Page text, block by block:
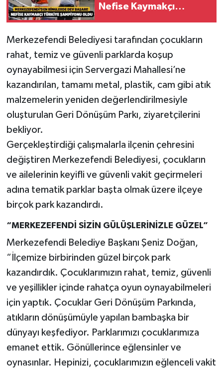
Nefise Kaymakçı
Merkezefendi Belediyesi tarafından çocukların
rahat, temiz ve güvenli parklarda koşup
oynayabilmesi için Servergazi Mahallesi’ne
kazandırılan, tamamı metal, plastik, cam gibi atık
malzemelerin yeniden değerlendirilmesiyle
oluşturulan Geri Dönüşüm Parkı, ziyaretçilerini
bekliyor.
Gerçekleştirdiği çalışmalarla ilçenin çehresini
değiştiren Merkezefendi Belediyesi, çocukların
ve ailelerinin keyifli ve güvenli vakit geçirmeleri
adına tematik parklar başta olmak üzere ilçeye
birçok park kazandırdı.
“MERKEZEFENDİ SİZİN GÜLÜŞLERİNİZLE GÜZEL”
Merkezefendi Belediye Başkanı Şeniz Doğan,
“İlçemize birbirinden güzel birçok park
kazandırdık. Çocuklarımızın rahat, temiz, güvenli
ve yeşillikler içinde rahatça oyun oynayabilmeleri
için yaptık. Çocuklar Geri Dönüşüm Parkında,
atıkların dönüşümüyle yapılan bambaşka bir
dünyayı keşfediyor. Parklarımızı çocuklarımıza
emanet ettik. Gönüllerince eğlensinler ve
oynasınlar. Hepinizi, çocuklarımızın eğlenceli vakit